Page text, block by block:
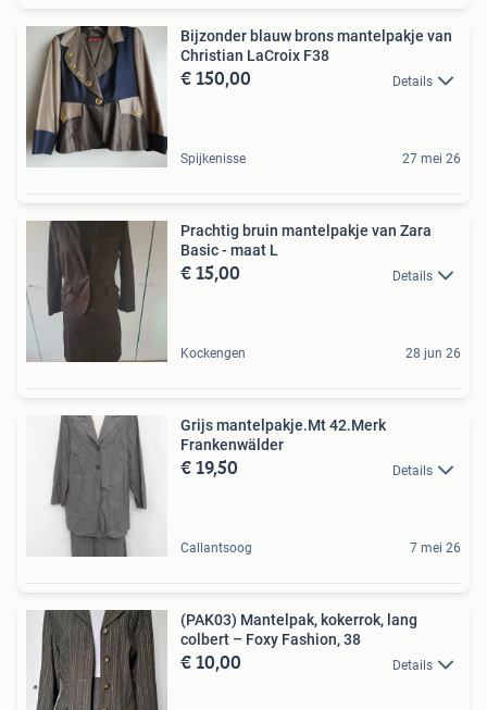
Bijzonder blauw brons mantelpakje van
Christian LaCroix F38
€ 150,00 Details
Spijkenisse 27 mei 26
Prachtig bruin mantelpakje van Zara
Basic - maat L
€ 15,00 Details
Kockengen 28 jun 26
Grijs mantelpakje.Mt 42.Merk
Frankenwälder
€ 19,50 Details
Callantsoog 7 mei 26
(PAK03) Mantelpak, kokerrok, lang
colbert – Foxy Fashion, 38
€ 10,00 Details